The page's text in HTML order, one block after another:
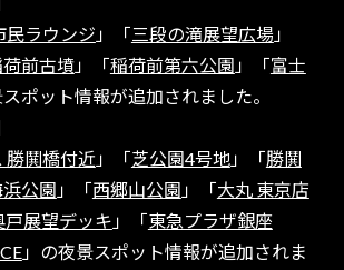
民ラウンジ 」「三段の滝展望広場 」
前古墳」「稲荷前第六公園 」「富士
ポット情報が追加されました。
勝鬨橋付近」「芝公園4号地 」「勝鬨
公園 」「西郷山公園 」「大丸 東京店
戸展望デッキ 」「東急プラザ銀座
」の夜景スポット情報が追加されま